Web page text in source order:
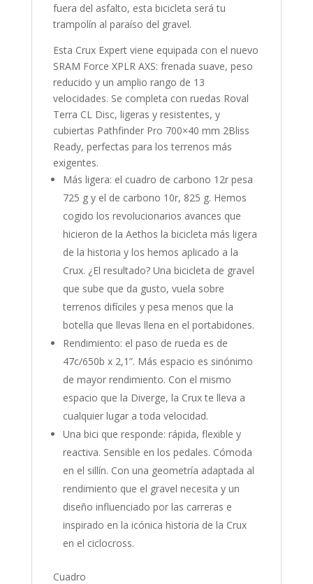
fuera del asfalto, esta bicicleta será tu
trampolín al paraíso del gravel.
Esta Crux Expert viene equipada con el nuevo
SRAM Force XPLR AXS: frenada suave, peso
reducido y un amplio rango de 13
velocidades. Se completa con ruedas Roval
Terra CL Disc, ligeras y resistentes, y
cubiertas Pathfinder Pro 700×40 mm 2Bliss
Ready, perfectas para los terrenos más
exigentes.
Más ligera: el cuadro de carbono 12r pesa
725 g y el de carbono 10r, 825 g. Hemos
cogido los revolucionarios avances que
hicieron de la Aethos la bicicleta más ligera
de la historia y los hemos aplicado a la
Crux. ¿El resultado? Una bicicleta de gravel
que sube que da gusto, vuela sobre
terrenos difíciles y pesa menos que la
botella que llevas llena en el portabidones.
Rendimiento: el paso de rueda es de
47c/650b x 2,1”. Más espacio es sinónimo
de mayor rendimiento. Con el mismo
espacio que la Diverge, la Crux te lleva a
cualquier lugar a toda velocidad.
Una bici que responde: rápida, flexible y
reactiva. Sensible en los pedales. Cómoda
en el sillín. Con una geometría adaptada al
rendimiento que el gravel necesita y un
diseño influenciado por las carreras e
inspirado en la icónica historia de la Crux
en el ciclocross.
Cuadro